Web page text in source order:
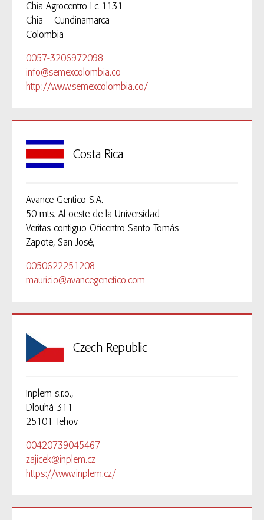
Chia Agrocentro Lc 1131
Chia – Cundinamarca
Colombia
0057-3206972098
info@semexcolombia.co
http://www.semexcolombia.co/
Costa Rica
Avance Gentico S.A.
50 mts. Al oeste de la Universidad
Veritas contiguo Oficentro Santo Tomás
Zapote, San José,
0050622251208
mauricio@avancegenetico.com
Czech Republic
Inplem s.r.o.,
Dlouhá 311
25101 Tehov
00420739045467
zajicek@inplem.cz
https://www.inplem.cz/